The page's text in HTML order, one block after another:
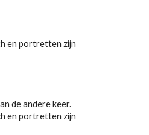
en portretten zijn
de andere keer.
en portretten zijn